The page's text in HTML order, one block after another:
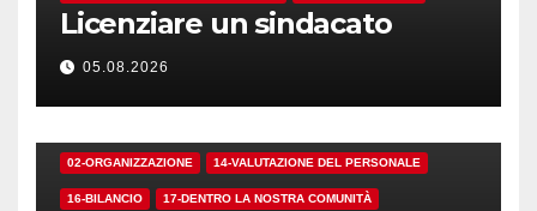
Licenziare un sindacato
05.08.2026
02-ORGANIZZAZIONE 14-VALUTAZIONE DEL PERSONALE
16-BILANCIO 17-DENTRO LA NOSTRA COMUNITÀ